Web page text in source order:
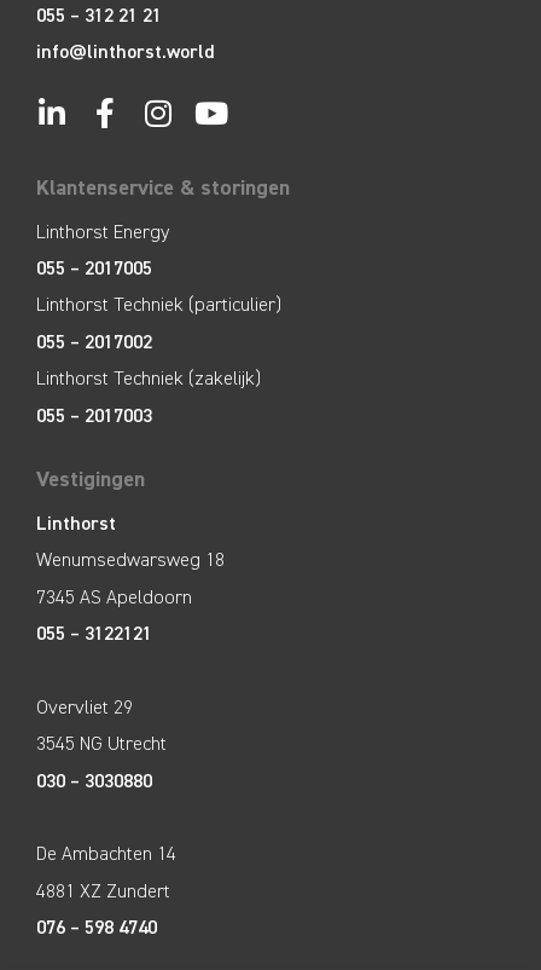
055 – 312 21 21
info@linthorst.world
Klantenservice & storingen
Linthorst Energy
055 – 2017005
Linthorst Techniek (particulier)
055 – 2017002
Linthorst Techniek (zakelijk)
055 – 2017003
Vestigingen
Linthorst
Wenumsedwarsweg 18
7345 AS Apeldoorn
055 – 3122121
Overvliet 29
3545 NG Utrecht
030 – 3030880
De Ambachten 14
4881 XZ Zundert
076 – 598 4740